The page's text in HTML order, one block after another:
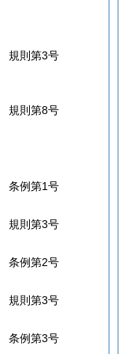
規則第3号
規則第8号
条例第1号
規則第3号
条例第2号
規則第3号
条例第3号